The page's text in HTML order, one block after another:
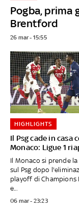
Pogba, prima
Brentford
26 mar - 15:55
Il Psg cade in casa
Monaco: Ligue 1
HIGHLIGHTS
Il Monaco si prende
sul Psg dopo
playoff di Champions
e...
06 mar - 23:23